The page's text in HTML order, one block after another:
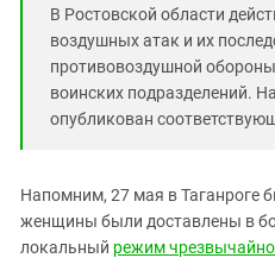
В Ростовской области
воздушных атак и их
противовоздушной
воинских подразделений.
опубликован
Напомним, 27 мая в Таганроге
женщины были доставлены в
локальный режим